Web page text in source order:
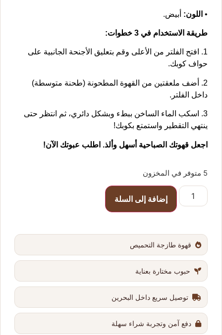
• اللون: أبيض.
طريقة الاستخدام في 3 خطوات:
1. افتح الفلتر من الأعلى وقم بتعليق الأجنحة الجانبية على
حواف كوبك.
2. أضف ملعقتين من القهوة المطحونة (طحنة متوسطة)
داخل الفلتر.
3. اسكب الماء الساخن ببطء وبشكل دائري، ثم انتظر حتى
ينتهي التقطير واستمتع بكوبك!
اجعل قهوتك الصباحية أسهل وألذ. اطلب عبوتك الآن!
5 متوفر في المخزون
إضافة إلى السلة
قهوة طازجة التحميص
حبوب مختارة بعناية
توصيل سريع داخل البحرين
دفع آمن وتجربة شراء سهلة